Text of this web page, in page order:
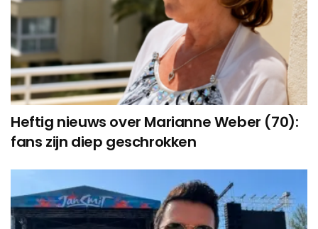
Heftig nieuws over Marianne Weber (70):
fans zijn diep geschrokken